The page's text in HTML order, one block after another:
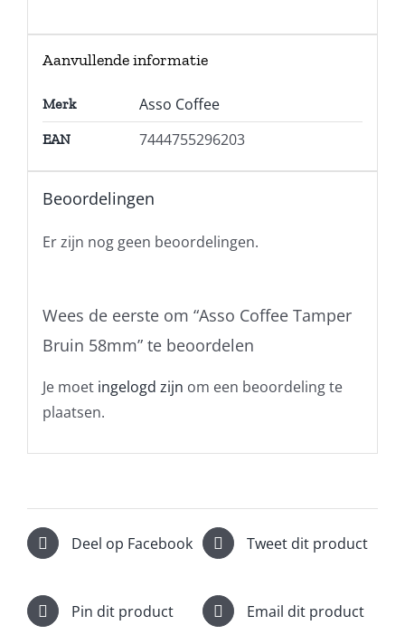
Aanvullende informatie
Merk Asso Coffee
EAN 7444755296203
Beoordelingen
Er zijn nog geen beoordelingen.
Wees de eerste om “Asso Coffee Tamper
Bruin 58mm” te beoordelen
Je moet ingelogd zijn om een beoordeling te
plaatsen.
Deel op Facebook Tweet dit product
Pin dit product Email dit product